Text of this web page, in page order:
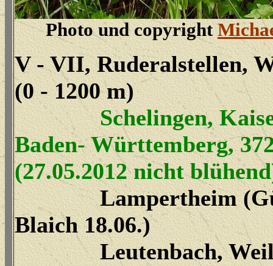
Photo und copyright
V - VII, Ruderalstellen,
(0 - 1200 m)
Schelingen,
Baden- Württemberg,
(27.05.2012 nicht
Lampertheim
Blaich 18.06.)
Leutenbach,